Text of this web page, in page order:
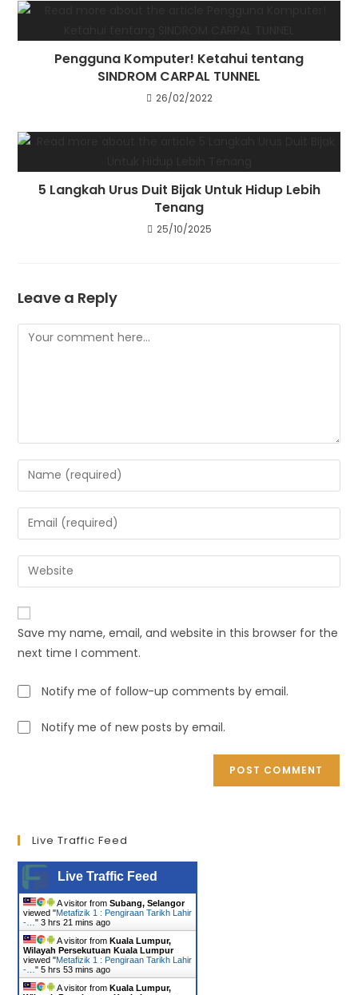
Pengguna Komputer! Ketahui tentang
SINDROM CARPAL TUNNEL
26/02/2022
5 Langkah Urus Duit Bijak Untuk Hidup Lebih
Tenang
25/10/2025
Leave a Reply
Save my name, email, and website in this browser for the
next time I comment.
Notify me of follow-up comments by email.
Notify me of new posts by email.
Live Traffic Feed
Live Traffic Feed
A visitor fromSubang, Selangor
viewed "Metafizik 1 : Pengiraan Tarikh Lahir
-…"3 hrs 21 mins ago
A visitor fromKuala Lumpur,
Wilayah Persekutuan Kuala Lumpur
viewed "Metafizik 1 : Pengiraan Tarikh Lahir
-…"5 hrs 53 mins ago
A visitor fromKuala Lumpur,